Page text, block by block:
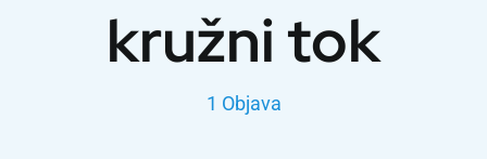
kružni tok
1 Objava